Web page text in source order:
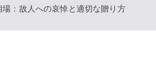
場：故人への哀悼と適切な贈り方